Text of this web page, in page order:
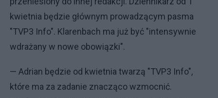
kwietnia będzie głównym prowadzącym pasma
"TVP3 Info". Klarenbach ma już być "intensywnie
wdrażany w nowe obowiązki".
— Adrian będzie od kwietnia twarzą "TVP3 Info",
które ma za zadanie znacząco wzmocnić.